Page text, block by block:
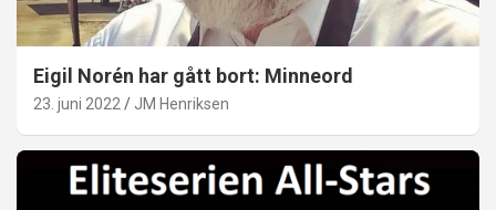
Eigil Norén har gått bort: Minneord
23. juni 2022 JM Henriksen